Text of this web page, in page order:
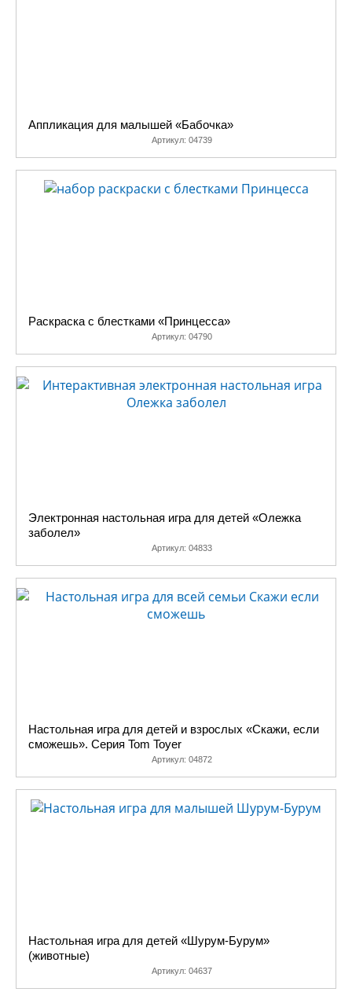
Аппликация для малышей «Бабочка»
Артикул: 04739
Раскраска с блестками «Принцесса»
Артикул: 04790
Электронная настольная игра для детей «Олежка
заболел»
Артикул: 04833
Настольная игра для детей и взрослых «Скажи, если
сможешь». Серия Tom Toyer
Артикул: 04872
Настольная игра для детей «Шурум-Бурум»
(животные)
Артикул: 04637